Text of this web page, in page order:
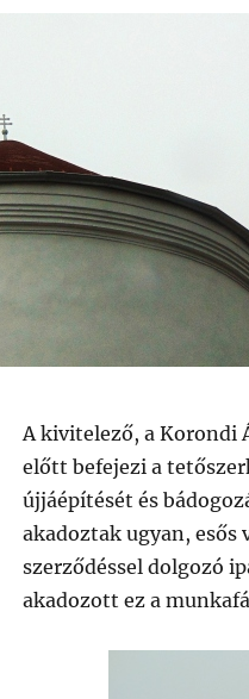
A kivitelező, a Korondi
előtt befejezi a
újjáépítését és
akadoztak ugyan, esős
szerződéssel dolgozó
akadozott ez a